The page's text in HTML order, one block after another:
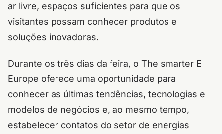
ar livre, espaços suficientes para que os
visitantes possam conhecer produtos e
soluções inovadoras.
Durante os três dias da feira, o The smarter E
Europe oferece uma oportunidade para
conhecer as últimas tendências, tecnologias e
modelos de negócios e, ao mesmo tempo,
estabelecer contatos do setor de energias